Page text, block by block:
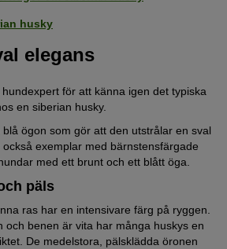
husky
elegans
för att känna igen det typiska
en siberian husky.
ögon som gör att den utstrålar en sval
exemplar med bärnstensfärgade
med ett brunt och ett blått öga.
päls
ras har en intensivare färg på ryggen.
och benen är vita har många huskys en
De medelstora, pälsklädda öronen